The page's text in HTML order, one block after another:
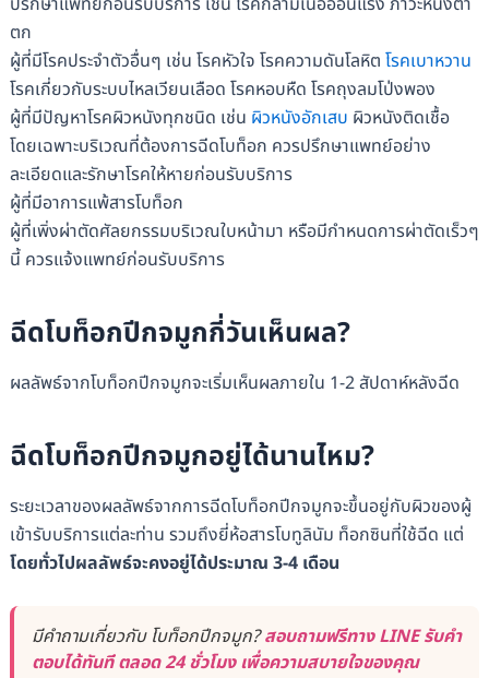
ตก
ผู้ที่มีโรคประจำตัวอื่นๆ เช่น โรคหัวใจ โรคความดันโลหิต โรคเบาหวาน
โรคเกี่ยวกับระบบไหลเวียนเลือด โรคหอบหืด โรคถุงลมโป่งพอง
ผู้ที่มีปัญหาโรคผิวหนังทุกชนิด เช่น ผิวหนังอักเสบ ผิวหนังติดเชื้อ
โดยเฉพาะบริเวณที่ต้องการฉีดโบท็อก ควรปรึกษาแพทย์อย่าง
ละเอียดและรักษาโรคให้หายก่อนรับบริการ
ผู้ที่มีอาการแพ้สารโบท็อก
ผู้ที่เพิ่งผ่าตัดศัลยกรรมบริเวณใบหน้ามา หรือมีกำหนดการผ่าตัดเร็วๆ
นี้ ควรแจ้งแพทย์ก่อนรับบริการ
ฉีดโบท็อกปีกจมูกกี่วันเห็นผล?
ผลลัพธ์จากโบท็อกปีกจมูกจะเริ่มเห็นผลภายใน 1-2 สัปดาห์หลังฉีด
ฉีดโบท็อกปีกจมูกอยู่ได้นานไหม?
ระยะเวลาของผลลัพธ์จากการฉีดโบท็อกปีกจมูกจะขึ้นอยู่กับผิวของผู้
เข้ารับบริการแต่ละท่าน รวมถึงยี่ห้อสารโบทูลินัม ท็อกซินที่ใช้ฉีด แต่
โดยทั่วไปผลลัพธ์จะคงอยู่ได้ประมาณ 3-4 เดือน
มีคำถามเกี่ยวกับ โบท็อกปีกจมูก?สอบถามฟรีทาง LINE รับคำ
ตอบได้ทันที ตลอด 24 ชั่วโมง เพื่อความสบายใจของคุณ